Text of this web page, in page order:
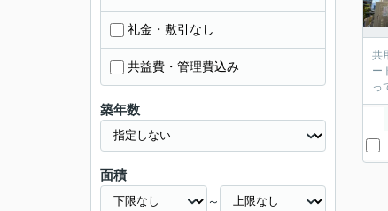
共
ー
っ
礼金・敷引なし
共益費・管理費込み
築年数
面積
～